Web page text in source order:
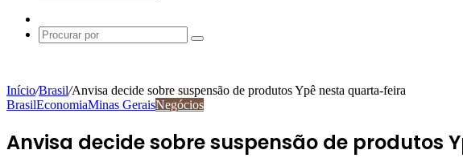
skin
Procurar
Início/Brasil/Anvisa decide sobre suspensão de produtos Ypê nesta quarta-feira
BrasilEconomiaMinas GeraisNegócios
Anvisa decide sobre suspensão de produtos